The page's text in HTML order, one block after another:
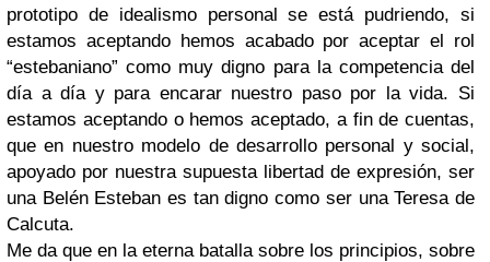
prototipo de idealismo personal se está pudriendo, si
estamos aceptando hemos acabado por aceptar el rol
“estebaniano” como muy digno para la competencia del
día a día y para encarar nuestro paso por la vida. Si
estamos aceptando o hemos aceptado, a fin de cuentas,
que en nuestro modelo de desarrollo personal y social,
apoyado por nuestra supuesta libertad de expresión, ser
una Belén Esteban es tan digno como ser una Teresa de
Calcuta.
Me da que en la eterna batalla sobre los principios, sobre